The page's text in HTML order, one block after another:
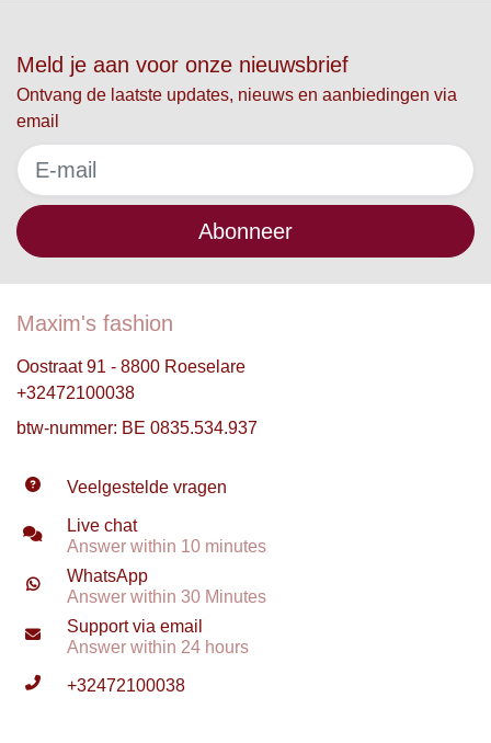
Meld je aan voor onze nieuwsbrief
Ontvang de laatste updates, nieuws en aanbiedingen via
email
Abonneer
Maxim's fashion
Oostraat 91 - 8800 Roeselare
+32472100038
btw-nummer: BE 0835.534.937
Veelgestelde vragen
Live chat
Answer within 10 minutes
WhatsApp
Answer within 30 Minutes
Support via email
Answer within 24 hours
+32472100038